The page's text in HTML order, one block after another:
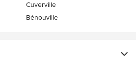
Cuverville
Bénouville